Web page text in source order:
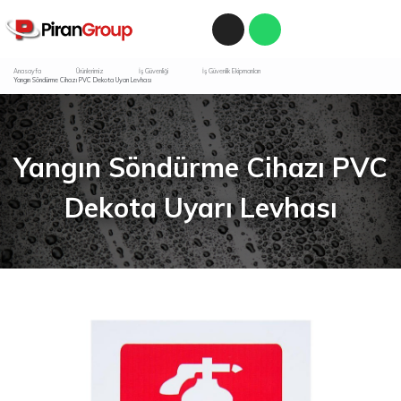
Yangın Söndürme Cihazı PVC
Dekota Uyarı Levhası
Anasayfa Ürünlerimiz İş Güvenliği
İş Güvenlik Ekipmanları
Yangın Söndürme Cihazı PVC Dekota Uyarı Levhası